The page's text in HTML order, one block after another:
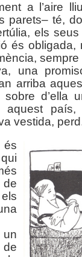
a l’aire
parets– té,
els
és obligada,
una
arriba
sobre d’ella
país,
vestida,
és